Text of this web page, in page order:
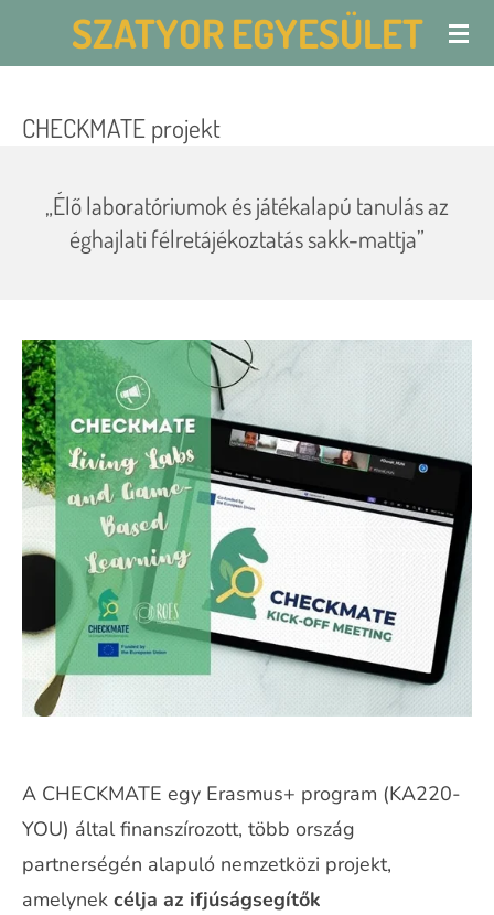
to
content
SZATYOR EGYESÜLET
CHECKMATE projekt
„Élő laboratóriumok és játékalapú tanulás az
éghajlati félretájékoztatás sakk-mattja”
A CHECKMATE egy Erasmus+ program (KA220-
YOU) által finanszírozott, több ország
partnerségén alapuló nemzetközi projekt,
amelynek célja az ifjúságsegítők